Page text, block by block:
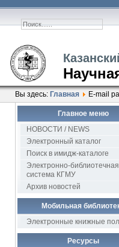
Вы здесь: Главная E-mail
Главное меню
НОВОСТИ / NEWS
Электронный каталог
Поиск в имидж-каталоге
Электронно-библиотечная
система КГМУ
Архив новостей
Мобильная
Электронные книжные
Ресурсы